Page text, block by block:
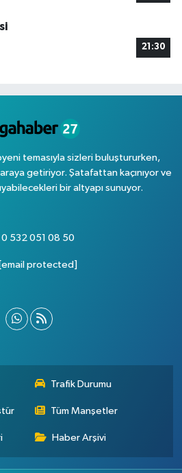
21:30
temasıyla sizleri buluştururken,
getiriyor. Şatafattan kaçınıyor ve
bir altyapı sunuyor.
0 532 051 08 50
[email protected]
Trafik Durumu
Tüm Manşetler
Haber Arşivi